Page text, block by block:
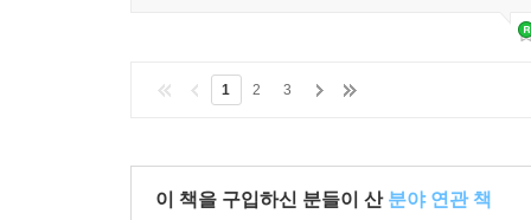
1 2 3
이 책을 구입하신 분들이 산 분야 연관 책